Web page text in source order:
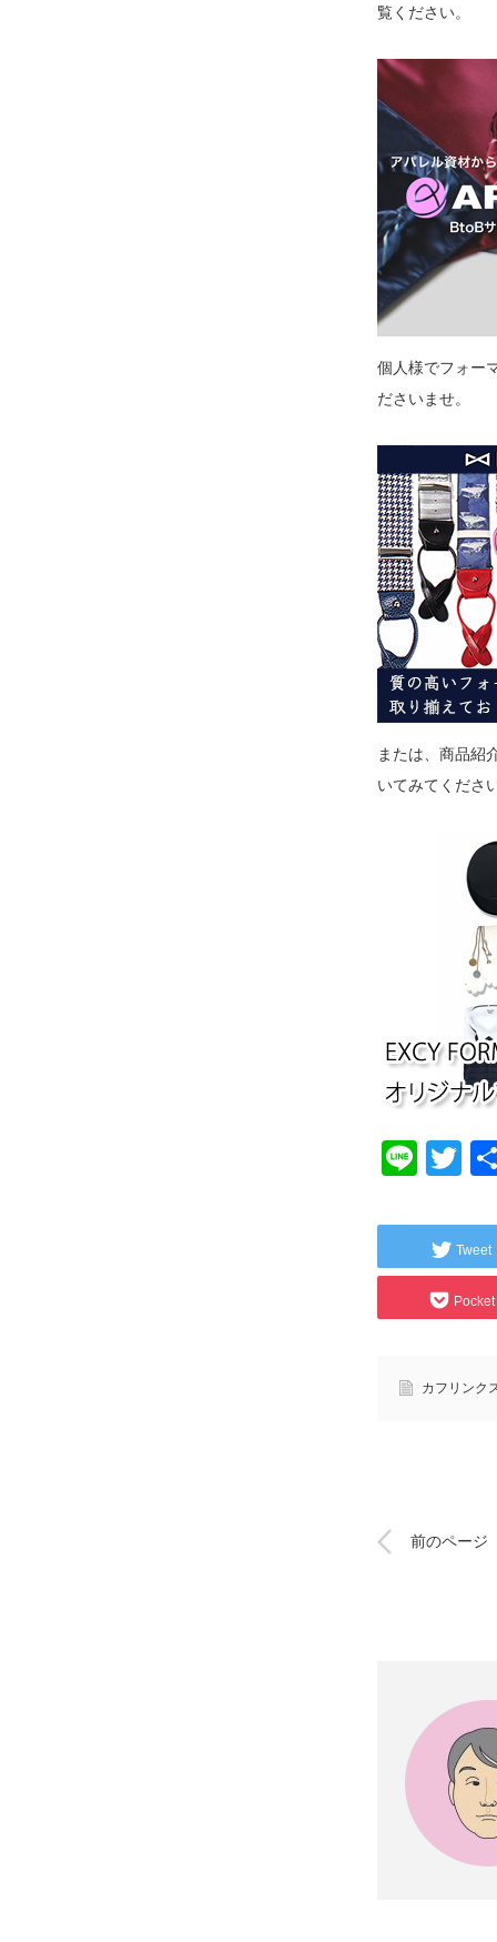
覧ください。
個人様でフォー
ださいませ。
または、商品紹
いてみてくださ
Line
Tweet
Pocket
カフリンク
前のページ